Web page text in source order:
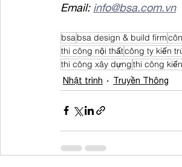
Email: info@bsa.com.vn
bsabsa design & build firm
thi công nội thấtcông ty kiến
thi công xây dựngthi công
Nhật trình Truyền Thông